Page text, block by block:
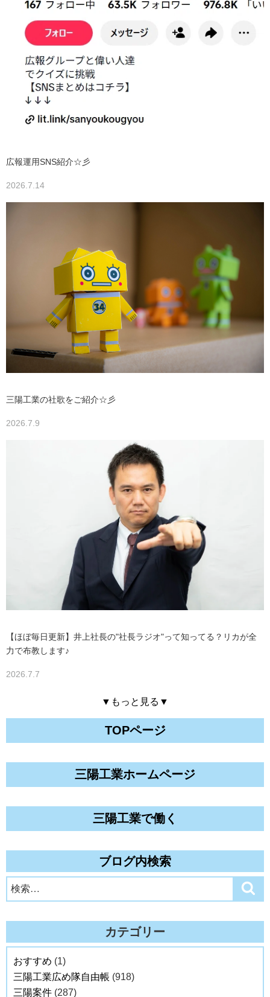
広報運用SNS紹介☆彡
2026.7.14
三陽工業の社歌をご紹介☆彡
2026.7.9
【ほぼ毎日更新】井上社長の"社長ラジオ"って知ってる？リカが全
力で布教します♪
2026.7.7
▼もっと見る▼
TOPページ
三陽工業ホームページ
三陽工業で働く
ブログ内検索
検
索:
カテゴリー
おすすめ (1)
三陽工業広め隊自由帳 (918)
三陽案件 (287)